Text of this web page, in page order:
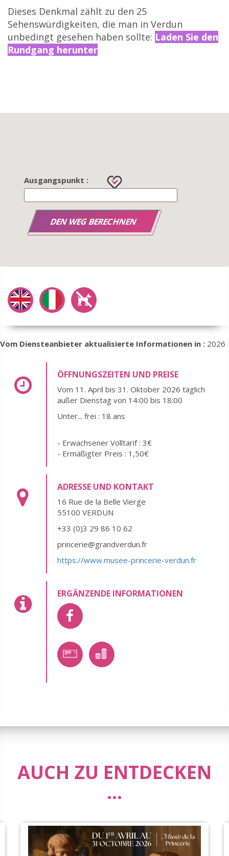
Dieses Denkmal zählt zu den 25
Sehenswürdigkeiten, die man in Verdun
unbedingt gesehen haben sollte: Laden Sie den
Rundgang herunter
Ausgangspunkt :
Vom Diensteanbieter aktualisierte Informationen in : 2026
ÖFFNUNGSZEITEN UND PREISE
Vom 11. April bis 31. Oktober 2026 täglich
außer Dienstag von 14:00 bis 18:00
Unter... frei : 18 ans
- Erwachsener Volltarif : 3€
- Ermäßigter Preis : 1,50€
ADRESSE UND KONTAKT
16 Rue de la Belle Vierge
55100 VERDUN
+33 (0)3 29 86 10 62
princerie@grandverdun.fr
https://www.musee-princerie-verdun.fr
ERGÄNZENDE INFORMATIONEN
AUCH ZU ENTDECKEN
...